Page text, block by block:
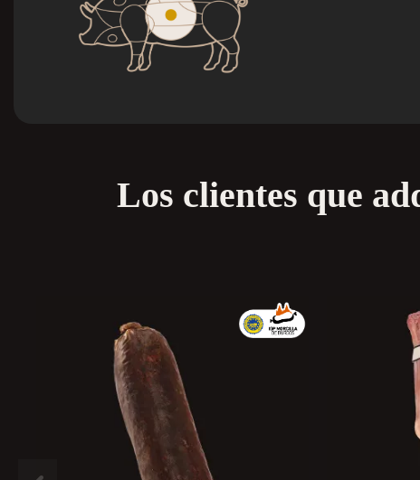
Los clientes que